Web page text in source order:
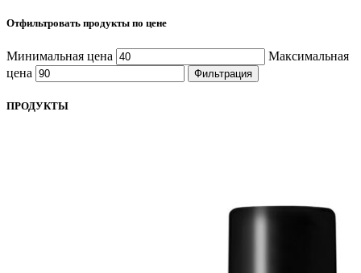
Отфильтровать продукты по цене
Минимальная цена
Максимальная
цена
Фильтрация
ПРОДУКТЫ